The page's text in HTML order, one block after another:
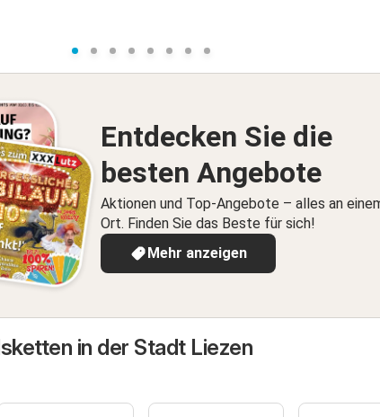
Entdecken Sie die
besten Angebote
Aktionen und Top-Angebote – alles an
Ort. Finden Sie das Beste für sich!
Mehr anzeigen
in der Stadt Liezen